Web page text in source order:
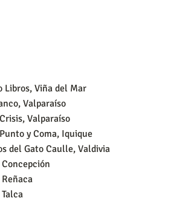
Libros, Viña del Mar
Valparaíso
Valparaíso
y Coma, Iquique
del Gato Caulle, Valdivia